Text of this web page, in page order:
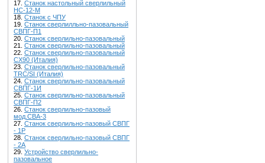
17. Станок настольный сверлильный
НС-12-М
18. Станок с ЧПУ
19. Станок сверлилльно-пазовальный
СВПГ-П1
20. Станок сверлильно-пазовальный
21. Станок сверлильно-пазовальный
22. Станок сверлильно-пазовальный
CX90 (Италия)
23. Станок сверлильно-пазовальный
TRC/SI (Италия)
24. Станок сверлильно-пазовальный
СВПГ-1И
25. Станок сверлильно-пазовальный
СВПГ-П2
26. Станок сверлильно-пазовый
мод.СВА-3
27. Станок сверлильно-пазовый СВПГ
- 1Р
28. Станок сверлильно-пазовый СВПГ
- 2A
29. Устройство сверлильно-
пазовальное